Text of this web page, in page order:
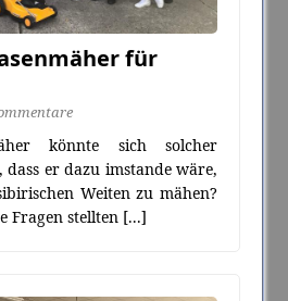
für
könnte sich solcher
er dazu imstande wäre,
Weiten zu mähen?
Fragen stellten [...]